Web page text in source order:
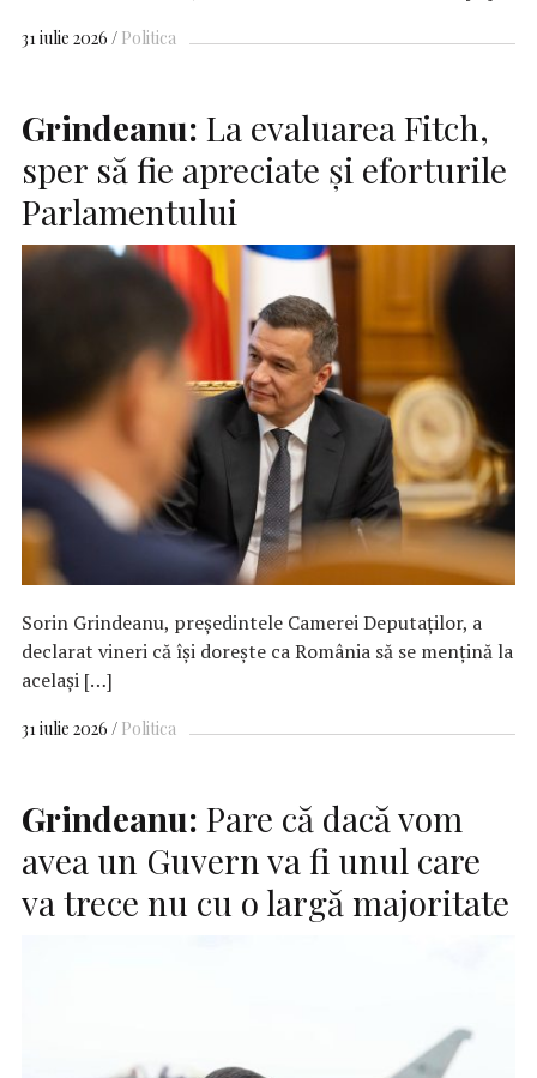
31 iulie 2026 Politica
Grindeanu: La evaluarea Fitch,
sper să fie apreciate şi eforturile
Parlamentului
Sorin Grindeanu, preşedintele Camerei Deputaţilor, a
declarat vineri că îşi doreşte ca România să se menţină la
acelaşi […]
31 iulie 2026 Politica
Grindeanu: Pare că dacă vom
avea un Guvern va fi unul care
va trece nu cu o largă majoritate